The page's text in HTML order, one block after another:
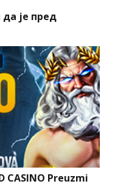
је пред
CASINO Preuzmi